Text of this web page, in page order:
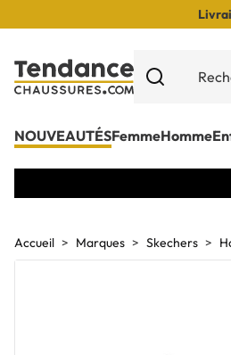
NOUVEAUTÉSFemmeHomme
Accueil Marques Skechers